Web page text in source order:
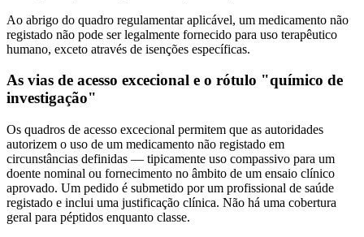
Ao abrigo do quadro regulamentar aplicável, um medicamento não
registado não pode ser legalmente fornecido para uso terapêutico
humano, exceto através de isenções específicas.
As vias de acesso excecional e o rótulo "químico de
investigação"
Os quadros de acesso excecional permitem que as autoridades
autorizem o uso de um medicamento não registado em
circunstâncias definidas — tipicamente uso compassivo para um
doente nominal ou fornecimento no âmbito de um ensaio clínico
aprovado. Um pedido é submetido por um profissional de saúde
registado e inclui uma justificação clínica. Não há uma cobertura
geral para péptidos enquanto classe.